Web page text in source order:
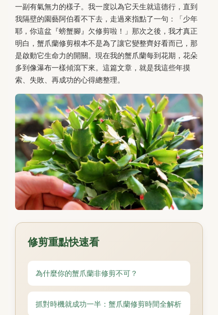
一副有氣無力的樣子。我一度以為它天生就這德行，直到
我隔壁的園藝阿伯看不下去，走過來指點了一句：「少年
耶，你這盆『螃蟹腳』欠修剪啦！」那次之後，我才真正
明白，蟹爪蘭修剪根本不是為了讓它變整齊好看而已，那
是啟動它生命力的開關。現在我的蟹爪蘭每到花期，花朵
多到像瀑布一樣傾瀉下來。這篇文章，就是我這些年摸
索、失敗、再成功的心得總整理。
修剪重點快速看
為什麼你的蟹爪蘭非修剪不可？
抓對時機就成功一半：蟹爪蘭修剪時間全解析